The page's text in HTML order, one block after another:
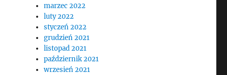
marzec 2022
luty 2022
styczeń 2022
grudzień 2021
listopad 2021
październik 2021
wrzesień 2021